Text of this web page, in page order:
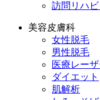
訪問リハ
美容皮膚科
女性脱毛
男性脱毛
医療レー
ダイエット
肌解析